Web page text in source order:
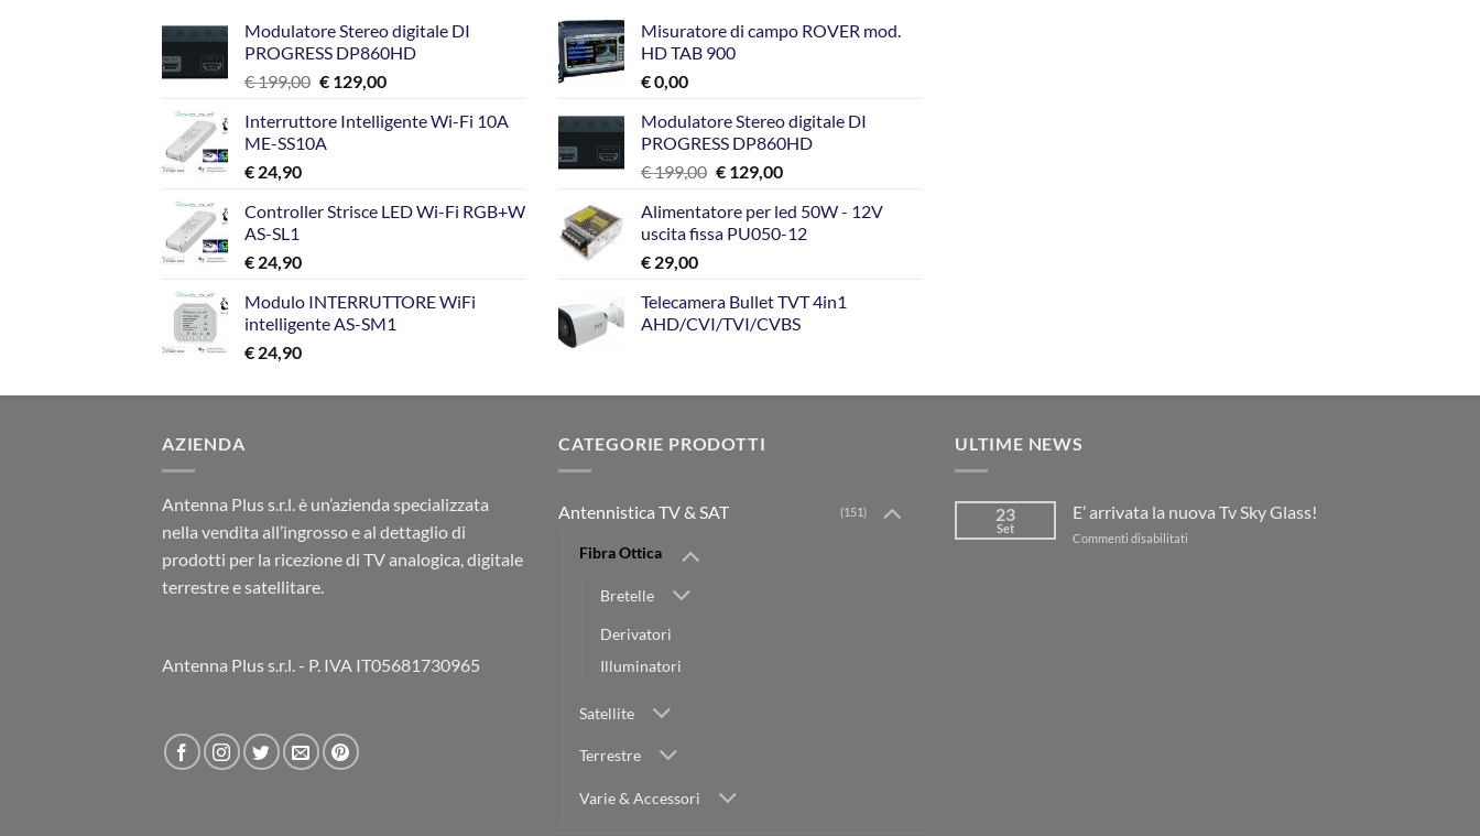
Modulatore Stereo digitale DI
PROGRESS DP860HD
€199,00 Il
originale
era:
€129,00Il
attuale
Interruttore Intelligente Wi-Fi 10A
ME-SS10A
€ 24,90
Controller Strisce LED Wi-Fi RGB+W
AS-SL1
€ 24,90
Modulo INTERRUTTORE WiFi
intelligente AS-SM1
€ 24,90
Misuratore di campo ROVER mod.
HD TAB 900
€0,00
Modulatore Stereo digitale DI
PROGRESS DP860HD
€199,00 Il
originale
era:
€129,00Il
attuale
è:
Alimentatore per led 50W - 12V
uscita fissa PU050-12
€ 29,00
Telecamera Bullet TVT 4in1
AHD/CVI/TVI/CVBS
AZIENDA
Antenna Plus s.r.l. è un’azienda specializzata
nella vendita all’ingrosso e al dettaglio di
prodotti per la ricezione di TV analogica, digitale
terrestre e satellitare.
Antenna Plus s.r.l. - P. IVA IT05681730965
CATEGORIE PRODOTTI
Antennistica TV & SAT (151)
Fibra Ottica
Bretelle
Derivatori
Illuminatori
Satellite
Terrestre
Varie & Accessori
ULTIME NEWS
23
Set
E’ arrivata la nuova Tv Sky Glass!
Commenti disabilitati